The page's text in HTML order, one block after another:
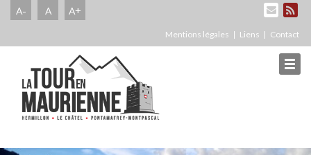
A- A A+
Mentions légales Liens Contact